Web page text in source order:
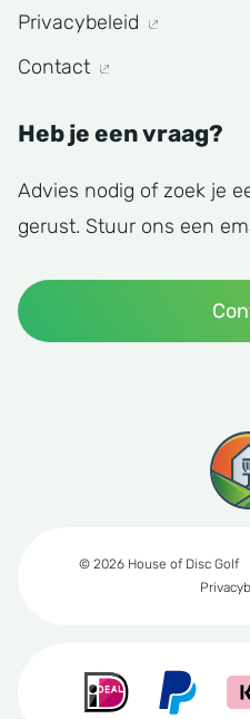
Privacybeleid
Contact
Heb je een vraag?
Advies nodig of zoek je
gerust. Stuur ons een
© 2026 House of Disc Golf